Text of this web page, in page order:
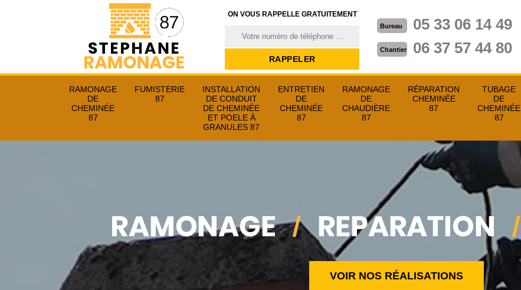
ON VOUS RAPPELLE GRATUITEMENT
Bureau 05 33 06 14 49
Chantier 06 37 57 44 80
RAMONAGE
DE
CHEMINÉE
87
FUMISTERIE
87
INSTALLATION
DE CONDUIT
DE CHEMINÉE
ET POELE À
GRANULES 87
ENTRETIEN
DE
CHEMINÉE
87
RAMONAGE
DE
CHAUDIÈRE
87
RÉPARATION
CHEMINÉE
87
TUBAGE
DE
CHEMINÉE
87
VOIR NOS RÉALISATIONS